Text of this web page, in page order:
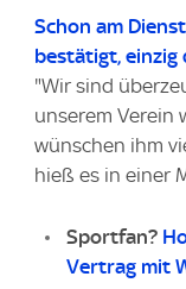
Schon am
bestätigt, einzig
"Wir sind
unserem Verein
wünschen ihm
hieß es in einer
Sportfan?
Vertrag mit